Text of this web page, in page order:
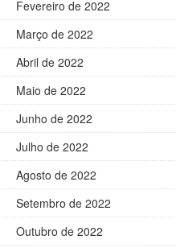
Fevereiro de 2022
Março de 2022
Abril de 2022
Maio de 2022
Junho de 2022
Julho de 2022
Agosto de 2022
Setembro de 2022
Outubro de 2022